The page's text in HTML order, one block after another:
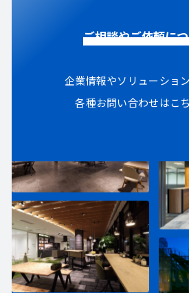
ご相談やご依頼に
企業情報やソリューショ
各種お問い合わせはこ